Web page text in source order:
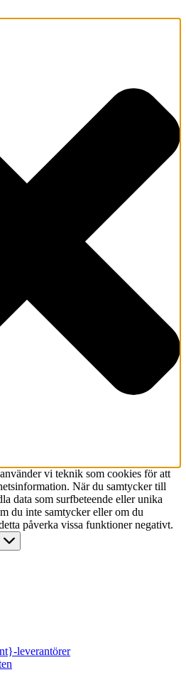
vi teknik som cookies för att
När du samtycker till
data som surfbeteende eller unika
du inte samtycker eller om du
påverka vissa funktioner negativt.
leverantörer